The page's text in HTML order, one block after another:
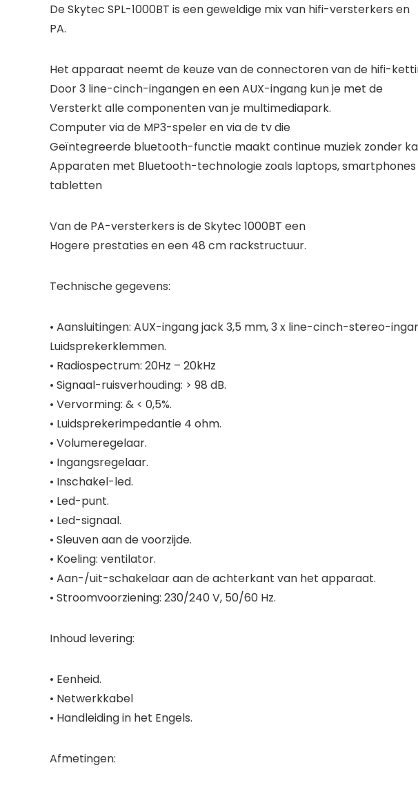
De Skytec SPL-1000BT is een geweldige mix van hifi-versterkers en
PA.
Het apparaat neemt de keuze van de connectoren van de hifi-
Door 3 line-cinch-ingangen en een AUX-ingang kun je met de
Versterkt alle componenten van je multimediapark.
Computer via de MP3-speler en via de tv die
Geïntegreerde bluetooth-functie maakt continue muziek zonder
Apparaten met Bluetooth-technologie zoals laptops, smartphones
tabletten
Van de PA-versterkers is de Skytec 1000BT een
Hogere prestaties en een 48 cm rackstructuur.
Technische gegevens:
• Aansluitingen: AUX-ingang jack 3,5 mm, 3 x line-cinch-stereo-
Luidsprekerklemmen.
• Radiospectrum: 20Hz – 20kHz
• Signaal-ruisverhouding: > 98 dB.
• Vervorming: & < 0,5%.
• Luidsprekerimpedantie 4 ohm.
• Volumeregelaar.
• Ingangsregelaar.
• Inschakel-led.
• Led-punt.
• Led-signaal.
• Sleuven aan de voorzijde.
• Koeling: ventilator.
• Aan-/uit-schakelaar aan de achterkant van het apparaat.
• Stroomvoorziening: 230/240 V, 50/60 Hz.
Inhoud levering:
• Eenheid.
• Netwerkkabel
• Handleiding in het Engels.
Afmetingen: